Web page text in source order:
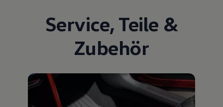
Service, Teile &
Zubehör